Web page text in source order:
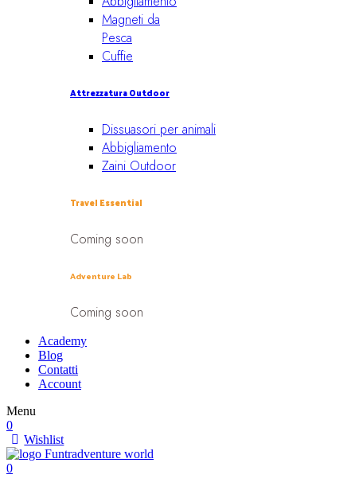
Magneti da
Pesca
Cuffie
Attrezzatura Outdoor
Dissuasori per animali
Abbigliamento
Zaini Outdoor
Travel Essential
Coming soon
Adventure Lab
Coming soon
Academy
Blog
Contatti
Account
Menu
0
Wishlist
0